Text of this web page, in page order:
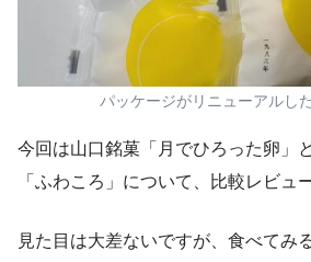
パッケージがリニューアルし
今回は山口銘菓「月でひろった卵」
「ふわころ」について、比較レビュ
見た目は大差ないですが、食べてみ